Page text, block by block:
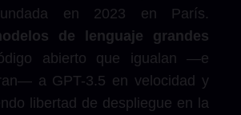
en 2023 en París.
de lenguaje grandes
abierto que igualan —e
a GPT-3.5 en velocidad y
libertad de despliegue en la